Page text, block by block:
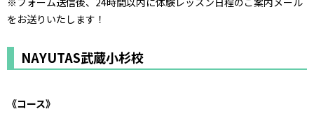
をお送りいたします！
NAYUTAS武蔵小杉校
《コース》